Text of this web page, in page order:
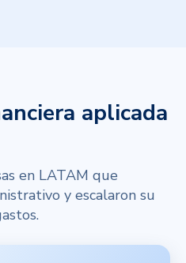
aplicada
en LATAM que
y escalaron su